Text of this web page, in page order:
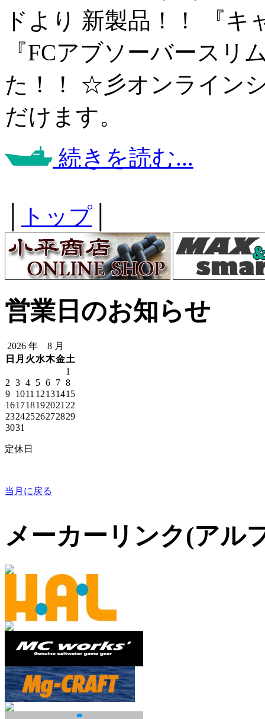
ドより 新製品！！ 『
『FCアブソーバースリ
た！！ ☆彡オンライン
だけます。
続きを読む...
トップ
営業日のお知らせ
2026 年 8 月
日 月 火水木金土
1
2 3 4 5 6 7 8
9 1011 12131415
161718192021 22
23242526272829
3031
定休日
当月に戻る
メーカーリンク(アル